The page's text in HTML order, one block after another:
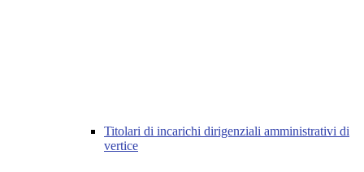
Titolari di incarichi dirigenziali amministrativi di
vertice